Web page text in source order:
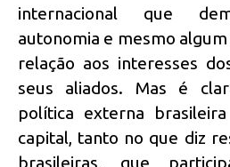
internacional que
autonomia e mesmo
relação aos interesses
seus aliados. Mas é
política externa
capital, tanto no que diz
brasileiras, que